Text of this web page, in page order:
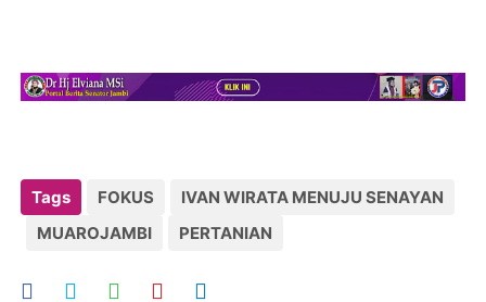
Tags FOKUS
IVAN WIRATA MENUJU SENAYAN
MUAROJAMBI
PERTANIAN